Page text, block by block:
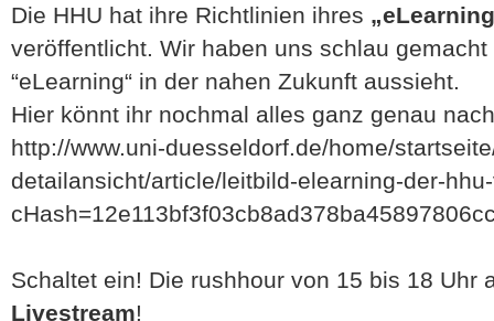
Die HHU hat ihre Richtlinien ihres
veröffentlicht. Wir haben uns schlau
“eLearning“ in der nahen Zukunft aussieht.
Hier könnt ihr nochmal alles ganz genau
http://www.uni-duesseldorf.de/home/
detailansicht/article/leitbild-elearning-der-
Schaltet ein! Die rushhour von 15 bis 18 Uhr
Livestream!